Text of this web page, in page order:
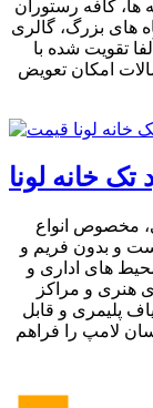
کافه رستوران
های بزرگ، گالری
تقویت شده با
امکان تعویض
خانه لونا
مخصوص انواع
و بدون فریم و
های اداری و
هنری و مراکز
پلیمری و قابل
لامپ را فراهم